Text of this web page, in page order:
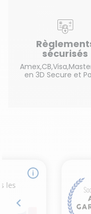
sécurisés
en 3D Secure et